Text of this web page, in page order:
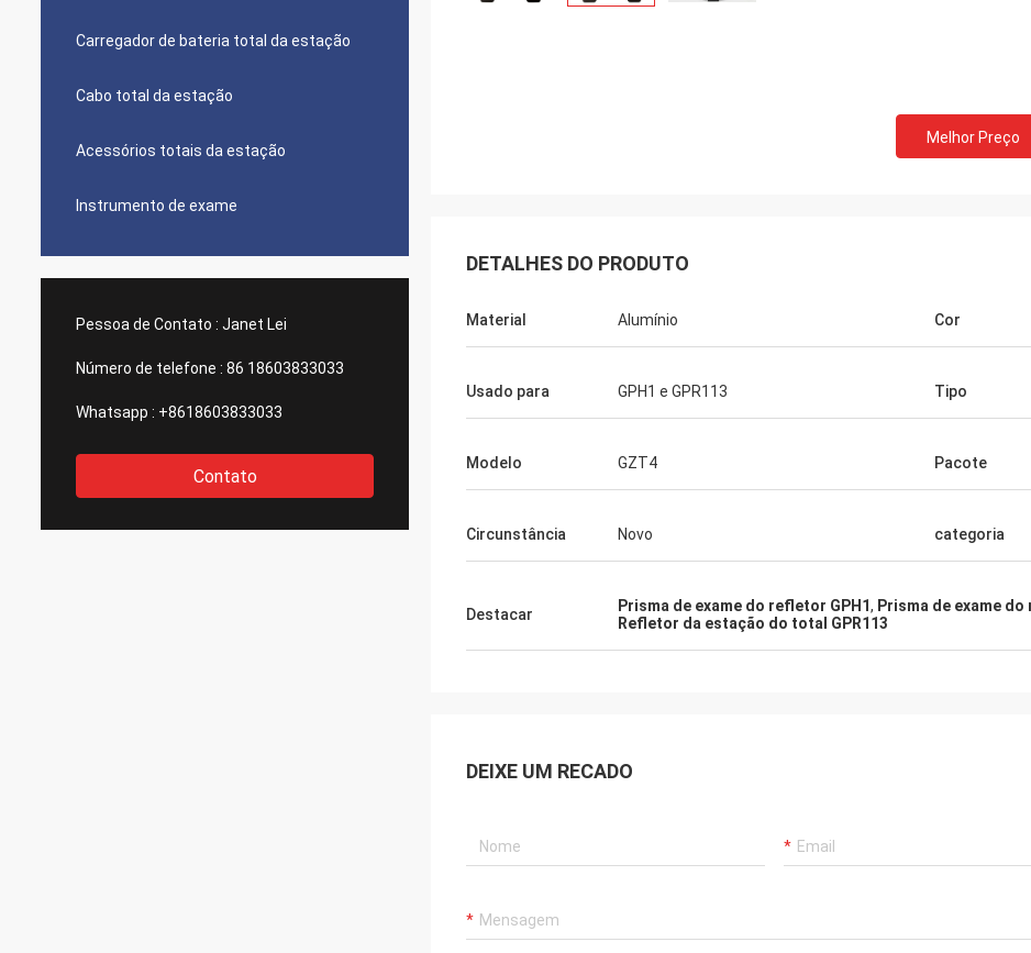
Carregador de bateria total da estação
Cabo total da estação
Acessórios totais da estação
Instrumento de exame
Pessoa de Contato : Janet Lei
Número de telefone : 86 18603833033
Whatsapp : +8618603833033
Contato
Melhor Preço
DETALHES DO PRODUTO
Material Alumínio Cor
Usado para GPH1 e GPR113 Tipo
Modelo GZT4 Pacote
Circunstância Novo categoria
Destacar Prisma de exame do refletor GPH1, Prisma de exame
Refletor da estação do total GPR113
DEIXE UM RECADO